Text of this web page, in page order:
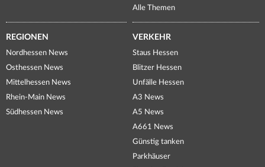
Alle Themen
REGIONEN
Nordhessen News
Osthessen News
Mittelhessen News
Rhein-Main News
Südhessen News
VERKEHR
Staus Hessen
Blitzer Hessen
Unfälle Hessen
A3 News
A5 News
A661 News
Günstig tanken
Parkhäuser